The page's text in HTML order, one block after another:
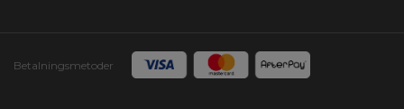
Betalningsmetoder